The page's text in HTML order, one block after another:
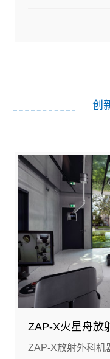
创
ZAP-X火星舟放
ZAP-X放射外科机